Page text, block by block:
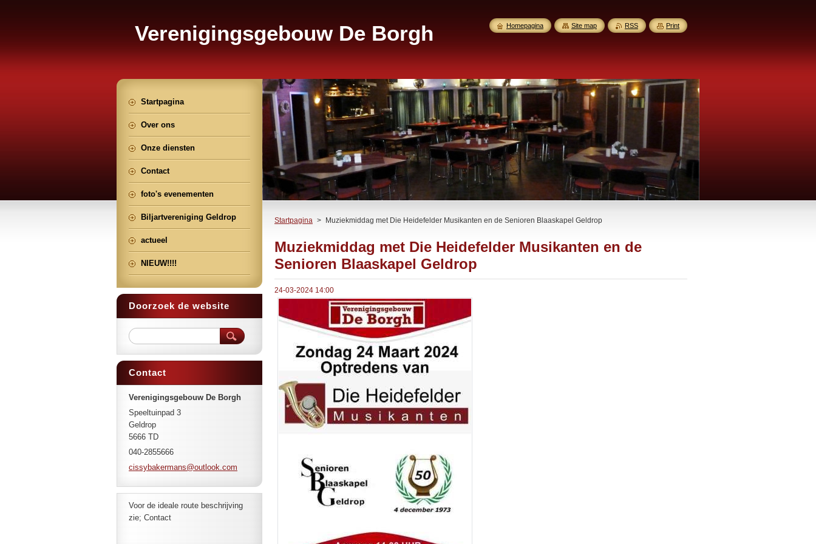
Verenigingsgebouw De Borgh
Geldrop
Startpagina > Muziekmiddag met Die Heidefelder Musikanten en de Senioren Blaaskapel Geldrop
Muziekmiddag met Die Heidefelder Musikanten en de
Senioren Blaaskapel Geldrop
24-03-2024 14:00
Startpagina
Over ons
Onze diensten
Contact
foto's evenementen
Biljartvereniging Geldrop
actueel
NIEUW!!!!
Doorzoek de website
Contact
Verenigingsgebouw De Borgh
Speeltuinpad 3
Geldrop
5666 TD
040-2855666
cissybakermans@outlook.com
Voor de ideale route beschrijving
zie; Contact
Homepagina Site map RSS Print